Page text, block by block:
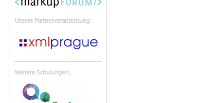
Unsere Partnerveranstaltung:
Weitere Schulungen: